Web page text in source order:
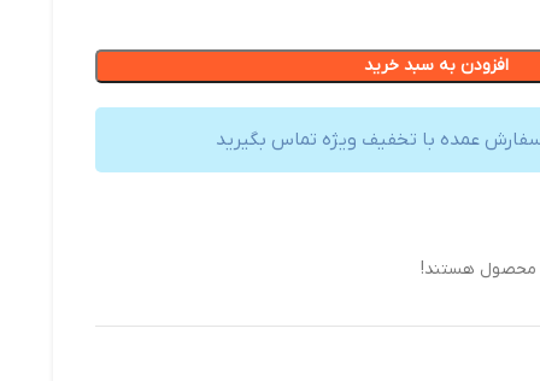
افزودن به سبد خرید
عمده با تخفیف ویژه تماس بگیرید
محصول هستند!